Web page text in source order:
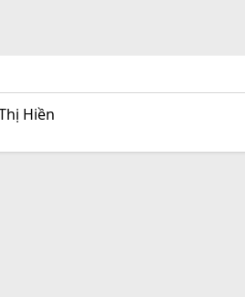
Hiền